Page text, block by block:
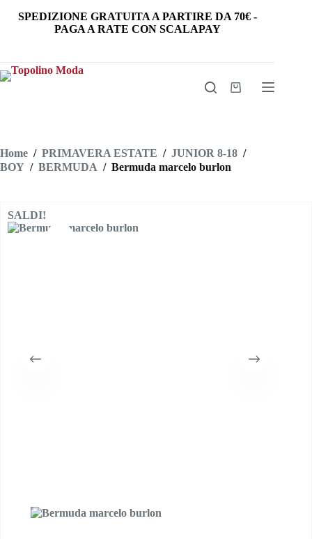
SPEDIZIONE GRATUITA A PARTIRE DA 70€ -
PAGA A RATE CON SCALAPAY
Carrello
Home / PRIMAVERA ESTATE / JUNIOR 8-18 /
BOY / BERMUDA / Bermuda marcelo burlon
SALDI!